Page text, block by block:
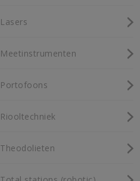
Lasers
Meetinstrumenten
Portofoons
Riooltechniek
Theodolieten